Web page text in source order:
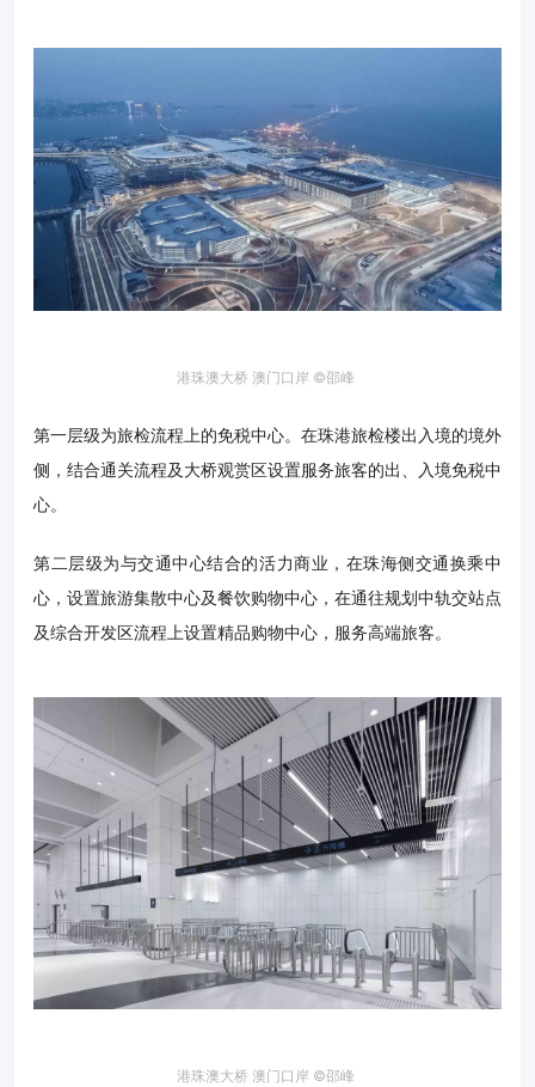
港珠澳大桥 澳门口岸 ©邵峰
第一层级为旅检流程上的免税中心。在珠港旅检楼出入境的境外
侧，结合通关流程及大桥观赏区设置服务旅客的出、入境免税中
心。
第二层级为与交通中心结合的活力商业，在珠海侧交通换乘中
心，设置旅游集散中心及餐饮购物中心，在通往规划中轨交站点
及综合开发区流程上设置精品购物中心，服务高端旅客。
港珠澳大桥 澳门口岸 ©邵峰